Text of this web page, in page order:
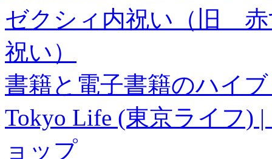
ゼクシィ内祝い（旧 赤
祝い）
書籍と電子書籍のハイ
Tokyo Life (東京ライフ)
ョップ